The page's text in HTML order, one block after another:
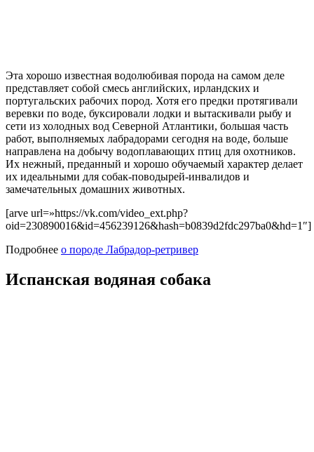
Эта хорошо известная водолюбивая порода на самом деле
представляет собой смесь английских, ирландских и
португальских рабочих пород. Хотя его предки протягивали
веревки по воде, буксировали лодки и вытаскивали рыбу и
сети из холодных вод Северной Атлантики, большая часть
работ, выполняемых лабрадорами сегодня на воде, больше
направлена на добычу водоплавающих птиц для охотников.
Их нежный, преданный и хорошо обучаемый характер делает
их идеальными для собак-поводырей-инвалидов и
замечательных домашних животных.
[arve url=»https://vk.com/video_ext.php?
oid=230890016&id=456239126&hash=b0839d2fdc297ba0&hd=1″]
Подробнее о породе Лабрадор-ретривер
Испанская водяная собака